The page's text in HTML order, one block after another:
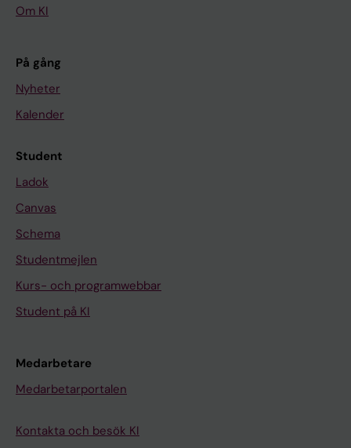
Om KI
På gång
Nyheter
Kalender
Student
Ladok
Canvas
Schema
Studentmejlen
Kurs- och programwebbar
Student på KI
Medarbetare
Medarbetarportalen
Kontakta och besök KI